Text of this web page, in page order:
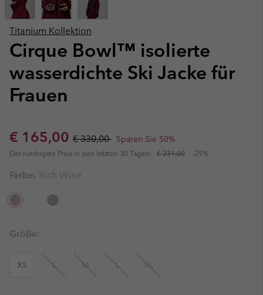
Titanium Kollektion
Cirque Bowl™ isolierte
wasserdichte Ski Jacke für
Frauen
Sale price:
€ 165,00 Regular price:
€ 330,00 Sparen Sie 50%
Der niedrigste Preis in den letzten 30 Tagen: € 231,00 -29%
Farbe: Rich Wine
Größe:
XS S M L XL